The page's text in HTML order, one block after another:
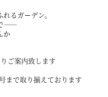
るガーデン。
――
か
ご案内致します
まで取り揃えております